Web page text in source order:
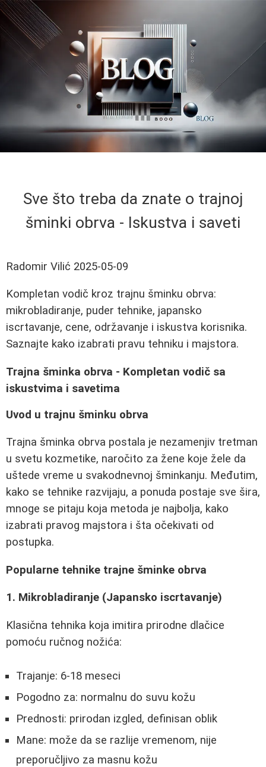
Sve što treba da znate o trajnoj
šminki obrva - Iskustva i saveti
Radomir Vilić 2025-05-09
Kompletan vodič kroz trajnu šminku obrva:
mikrobladiranje, puder tehnike, japansko
iscrtavanje, cene, održavanje i iskustva korisnika.
Saznajte kako izabrati pravu tehniku i majstora.
Trajna šminka obrva - Kompletan vodič sa
iskustvima i savetima
Uvod u trajnu šminku obrva
Trajna šminka obrva postala je nezamenjiv tretman
u svetu kozmetike, naročito za žene koje žele da
uštede vreme u svakodnevnoj šminkanju. Međutim,
kako se tehnike razvijaju, a ponuda postaje sve šira,
mnoge se pitaju koja metoda je najbolja, kako
izabrati pravog majstora i šta očekivati od
postupka.
Popularne tehnike trajne šminke obrva
1. Mikrobladiranje (Japansko iscrtavanje)
Klasična tehnika koja imitira prirodne dlačice
pomoću ručnog nožića:
Trajanje: 6-18 meseci
Pogodno za: normalnu do suvu kožu
Prednosti: prirodan izgled, definisan oblik
Mane: može da se razlije vremenom, nije
preporučljivo za masnu kožu